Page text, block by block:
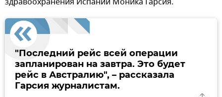
"Последний рейс всей операции
запланирован на завтра. Это будет
рейс в Австралию", – рассказала
Гарсия журналистам.